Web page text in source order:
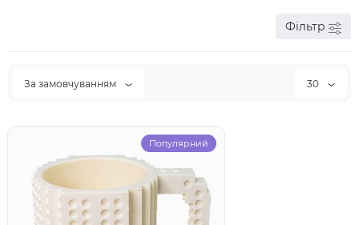
Фільтр
За замовчуванням 30
Популярний